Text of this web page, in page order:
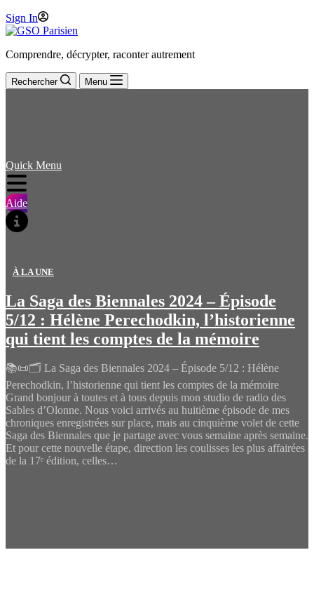
Sign In
Comprendre, décrypter, raconter autrement
Rechercher Menu
Quick Menu
Aide
À LA UNE
La Saga des Biennales 2024 – Épisode
5/12 : Hélène Perechodkin, l’historienne
qui tient les comptes de la mémoire
📚📜🗂️ La Saga des Biennales 2024 – Épisode 5/12 : Hélène
Perechodkin, l’historienne qui tient les comptes de la mémoire
Grand bonjour à toutes et à tous depuis mon studio de radio des
Sables d’Olonne. Nous voici arrivés au huitième épisode de mes
chroniques enregistrées sur place, mais au cinquième volet de cette
Saga des Biennales que je partage avec vous semaine après semaine.
Et pour cette nouvelle étape, direction les coulisses les plus affairées
de la 17ᵉ édition, celles…